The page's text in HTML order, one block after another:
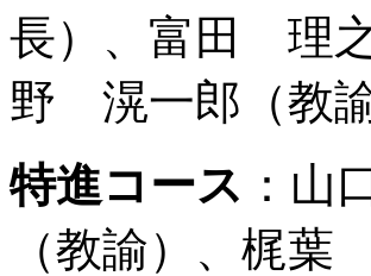
長）、富田 理
野 滉一郎（教諭
特進コース ：
（教諭）、梶